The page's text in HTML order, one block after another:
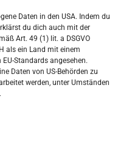
Daten in den USA. Indem du
du dich auch mit der
Art. 49 (1) lit. a DSGVO
als ein Land mit einem
Standards angesehen.
Daten von US-Behörden zu
werden, unter Umständen
2022
F S
4 5
11 12 13